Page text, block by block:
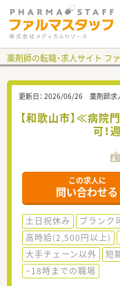
薬剤師の転職・求人サイト フ
更新日： 2026/06/26 薬剤師求
【和歌山市】≪病
可！
この求人に
問い合わせる
土日祝休み ブランク
高時給(2,500円以上)
大手チェーン以外
短
~18時までの職場